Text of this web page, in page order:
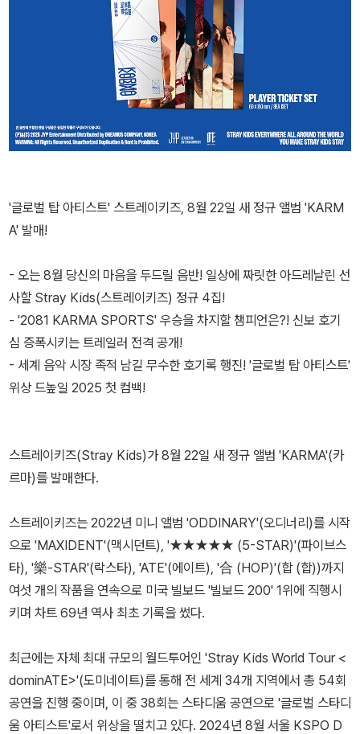
'글로벌 탑 아티스트' 스트레이키즈, 8월 22일 새 정규 앨범 'KARM
A' 발매!
- 오는 8월 당신의 마음을 두드릴 음반! 일상에 짜릿한 아드레날린 선
사할 Stray Kids(스트레이키즈) 정규 4집!
- '2081 KARMA SPORTS' 우승을 차지할 챔피언은?! 신보 호기
심 증폭시키는 트레일러 전격 공개!
- 세계 음악 시장 족적 남길 무수한 호기록 행진! '글로벌 탑 아티스트'
위상 드높일 2025 첫 컴백!
스트레이키즈(Stray Kids)가 8월 22일 새 정규 앨범 'KARMA'(카
르마)를 발매한다.
스트레이키즈는 2022년 미니 앨범 'ODDINARY'(오디너리)를 시작
으로 'MAXIDENT'(맥시던트), '★★★★★ (5-STAR)'(파이브스
타), '樂-STAR'(락스타), 'ATE'(에이트), '合 (HOP)'(합 (합))까지
여섯 개의 작품을 연속으로 미국 빌보드 '빌보드 200' 1위에 직행시
키며 차트 69년 역사 최초 기록을 썼다.
최근에는 자체 최대 규모의 월드투어인 'Stray Kids World Tour <
dominATE>'(도미네이트)를 통해 전 세계 34개 지역에서 총 54회
공연을 진행 중이며, 이 중 38회는 스타디움 공연으로 '글로벌 스타디
움 아티스트'로서 위상을 떨치고 있다. 2024년 8월 서울 KSPO D